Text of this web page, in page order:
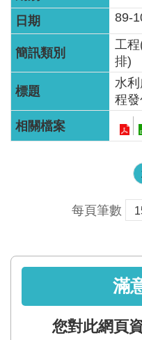
89-
工
排)
水
程
每頁筆數
滿
您對此網頁